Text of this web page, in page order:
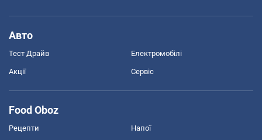
Авто
Тест Драйв Електромобілі
Акції Сервіс
Food Oboz
Рецепти Напої